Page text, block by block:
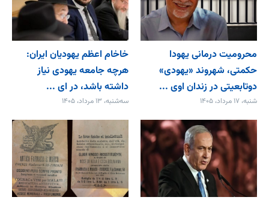
محرومیت درمانی یهودا
حکمتی، شهروند «یهودی»
دوتابعیتی در زندان اوی ...
شنبه، ۱۷ مرداد، ۱۴۰۵
خاخام اعظم یهودیان ایران:
هرچه جامعه یهودی نیاز
داشته باشد، در ای ...
سه‌شنبه، ۱۳ مرداد، ۱۴۰۵